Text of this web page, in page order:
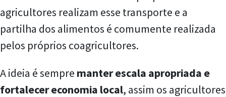
agricultores realizam esse transporte e a
partilha dos alimentos é comumente realizada
pelos próprios coagricultores.
A ideia é sempre manter escala apropriada e
fortalecer economia local, assim os agricultores